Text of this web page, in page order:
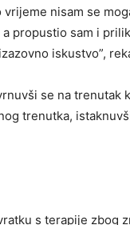
nisam se
propustio sam i
iskustvo”,
se na trenutak
trenutka,
s terapije zbog